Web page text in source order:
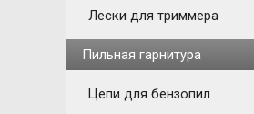
Лески для триммера
Пильная гарнитура
Цепи для бензопил